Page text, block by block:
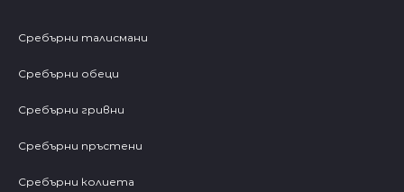
Сребърни талисмани
Сребърни обеци
Сребърни гривни
Сребърни пръстени
Сребърни колиета